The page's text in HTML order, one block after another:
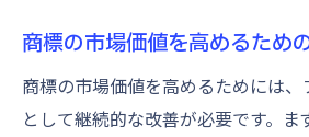
商標の市場価値を高めるため
商標の市場価値を高めるためには
として継続的な改善が必要です。ま